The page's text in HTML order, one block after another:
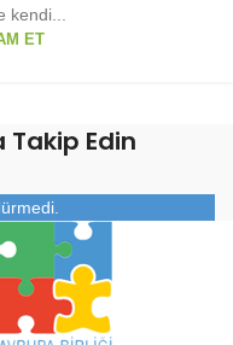
kendi...
ET
Edin